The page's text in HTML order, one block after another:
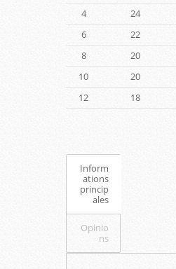
4
24
6
22
8
20
10
20
12
18
Inform
ations
princip
ales
Opinio
ns